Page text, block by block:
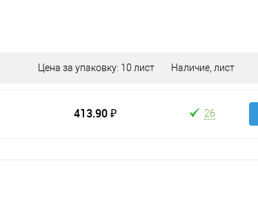
Цена за упаковку: 10 лист Наличие, лист
413.90 ₽ 26